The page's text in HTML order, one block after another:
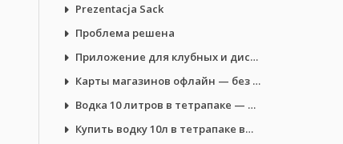
Prezentacja Sack
Проблема решена
Приложение для клубных и дисконтных карт Android
Карты магазинов офлайн — без облака и рекламы
Водка 10 литров в тетрапаке — выбор
Купить водку 10л в тетрапаке выгодно